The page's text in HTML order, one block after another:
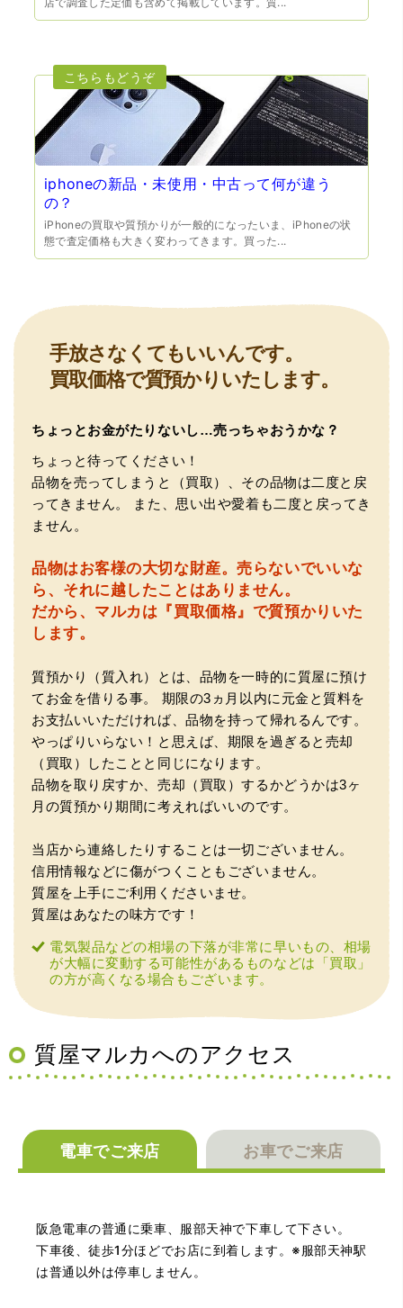
いましたが、今までの質屋さんとは全く違う、とても良い
印象でした。何度でも伺いたくなりました。この度は、本
（豊中市西泉丘）初めて利用しましたが、とても親切丁寧
に査定をして頂き思いもよらない価格をいただきました。
正直他店の倍以上で驚きました。また機会があれば利用し
ます。
感じて飛び込みで訪問。飛びこみにも関わらず、とても親
切、丁ねいな対応をして頂き、思っていた以上の信用でき
るお店でした。満足いく金額で買い取って頂きました。あ
りがとうございます。
（兵庫県神戸市）別のお店でメール査定した際の1.5倍の金
額を提示いただけたので即決しました。楽器も安心してお
任せできそうです!
（大阪府大阪市）丁寧に査定していただいたうえ、商品保
えていただいた通りに保管してみようと思います。
（大阪府池田市）丁寧に説明して頂き思っていたよりの金
額でした。一旦持ち帰りましたが、良い金額だったので買
取して頂きました。又、機会あれば是非利用したいです。
iphoneの新品・未使用・中古って何が違う
の？
iPhoneの買取や質預かりが一般的になったいま、iPhoneの状
態で査定価格も大きく変わってきます。買った...
手放さなくてもいいんです。
買取価格で質預かりいたします。
ちょっとお金がたりないし…売っちゃおうかな？
ちょっと待ってください！
品物を売ってしまうと（買取）、その品物は二度と戻
ってきません。
また、思い出や愛着も二度と戻ってき
ません。
品物はお客様の大切な財産。売らないでいいな
ら、それに越したことはありません。
だから、マルカは『買取価格』で質預かりいた
します。
質預かり（質入れ）とは、品物を一時的に質屋に預け
てお金を借りる事。
期限の3ヵ月以内に元金と質料を
お支払いいただければ、品物を持って帰れるんです。
やっぱりいらない！と思えば、期限を過ぎると売却
（買取）したことと同じになります。
品物を取り戻すか、売却（買取）するかどうかは3ヶ
月の質預かり期間に考えればいいのです。
当店から連絡したりすることは一切ございません。
信用情報などに傷がつくこともございません。
質屋を上手にご利用くださいませ。
質屋はあなたの味方です！
電気製品などの相場の下落が非常に早いもの、相場
が大幅に変動する可能性があるものなどは「買取」
の方が高くなる場合もございます。
質屋マルカへのアクセス
電車でご来店 お車でご来店
阪急電車の普通に乗車、服部天神で下車して下さい。
下車後、徒歩1分ほどでお店に到着します。※服部天神駅
は普通以外は停車しません。